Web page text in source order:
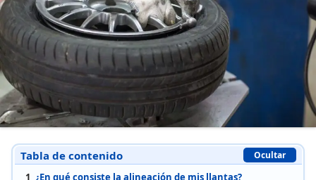
Tabla de contenido Ocultar
1 ¿En qué consiste la alineación de mis llantas?